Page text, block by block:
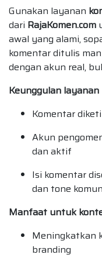
Gunakan layanan
dari RajaKomen.com
awal yang alami,
komentar ditulis
dengan akun real,
Keunggulan layanan
Komentar
Akun
dan aktif
Isi komentar
dan tone
Manfaat untuk
Meningkatkan
branding